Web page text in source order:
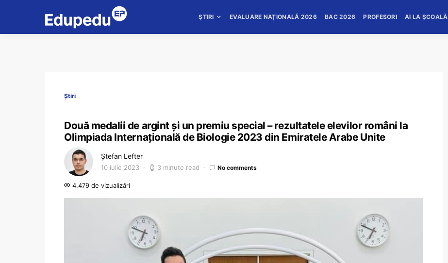
ȘTIRI EVALUARE NAȚIONALĂ 2026 BAC 2026 PROFESORI AI LA ȘCOALĂ
Știri
Două medalii de argint și un premiu special – rezultatele elevilor români la
Olimpiada Internațională de Biologie 2023 din Emiratele Arabe Unite
Ștefan Lefter
10 iulie 2023 3 minute read No comments
4.479 de vizualizări